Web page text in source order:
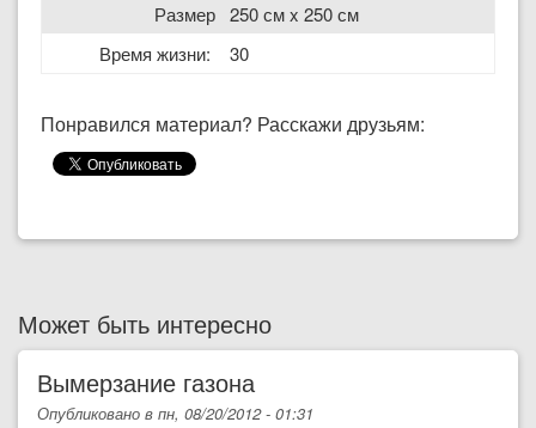
Размер 250 см x 250 см
Время жизни:
30
Понравился материал? Расскажи друзьям:
Может быть интересно
Вымерзание газона
Опубликовано в пн, 08/20/2012 - 01:31